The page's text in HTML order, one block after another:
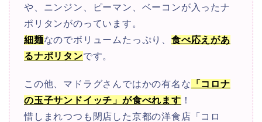
や、ニンジン、ピーマン、ベーコンが入ったナ
ポリタンがのっています。
細麺なのでボリュームたっぷり、食べ応えがあ
るナポリタンです。
この他、マドラグさんではかの有名な 「コロナ
の玉子サンドイッチ」が食べれます ！
惜しまれつつも閉店した京都の洋食店「コロ